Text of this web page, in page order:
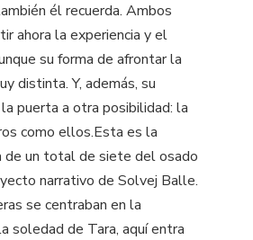
él recuerda. Ambos
ahora la experiencia y el
su forma de afrontar la
distinta. Y, además, su
puerta a otra posibilidad: la
como ellos.Esta es la
un total de siete del osado
narrativo de Solvej Balle.
se centraban en la
soledad de Tara, aquí entra